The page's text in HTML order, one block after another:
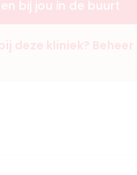
bij jou in de buurt
deze kliniek?